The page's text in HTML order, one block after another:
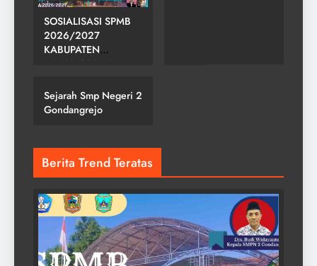
SOSIALISASI SPMB
2026/2027
KABUPATEN
KARANGANYAR DI
GONDANGREJO
SMP NEGERI 2
Sejarah Smp Negeri 2
Gondangrejo
Berita Trend Teratas